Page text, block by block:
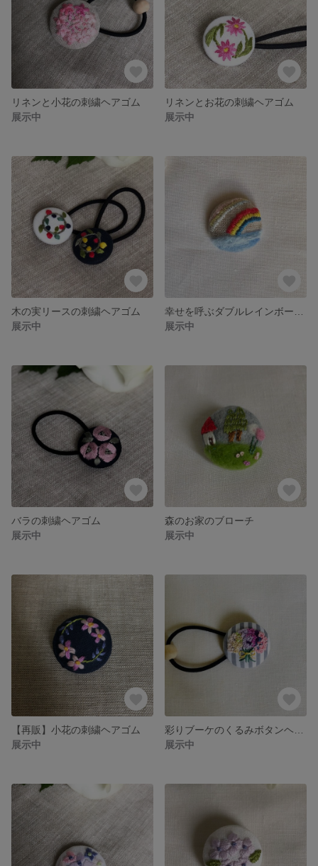
リネンと小花の刺繍ヘアゴム
展示中
リネンとお花の刺繍ヘアゴム
展示中
木の実リースの刺繍ヘアゴム
展示中
展示中
バラの刺繍ヘアゴム
展示中
森のお家のブローチ
展示中
【再販】小花の刺繍ヘアゴム
展示中
展示中